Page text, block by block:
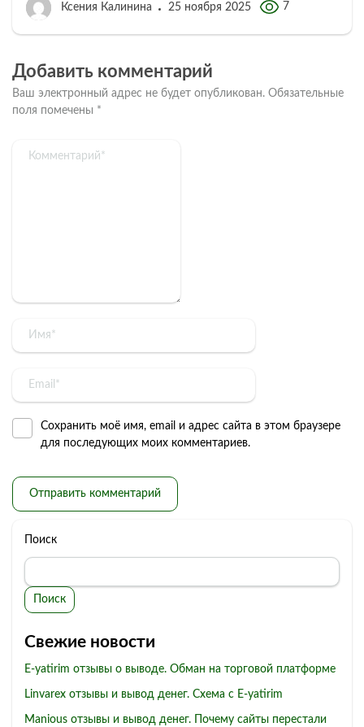
Ксения Калинина 25 ноября 2025 7
Добавить комментарий
Ваш электронный адрес не будет опубликован. Обязательные
поля помечены *
Сохранить моё имя, email и адрес сайта в этом браузере
для последующих моих комментариев.
Поиск
Поиск
Свежие новости
E-yatirim отзывы о выводе. Обман на торговой платформе
Linvarex отзывы и вывод денег. Схема с E-yatirim
Manious отзывы и вывод денег. Почему сайты перестали